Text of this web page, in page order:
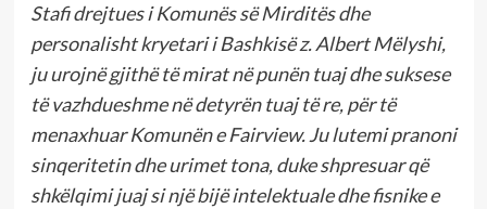
Stafi drejtues i Komunës së Mirditës dhe
personalisht kryetari i Bashkisë z. Albert Mëlyshi,
ju urojnë gjithë të mirat në punën tuaj dhe suksese
të vazhdueshme në detyrën tuaj të re, për të
menaxhuar Komunën e Fairview. Ju lutemi pranoni
sinqeritetin dhe urimet tona, duke shpresuar që
shkëlqimi juaj si një bijë intelektuale dhe fisnike e